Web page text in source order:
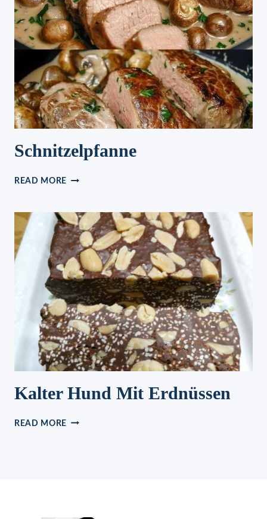
Schnitzelpfanne
READ MORE SCHNITZELPFANNE
Kalter Hund Mit Erdnüssen
READ MORE KALTER